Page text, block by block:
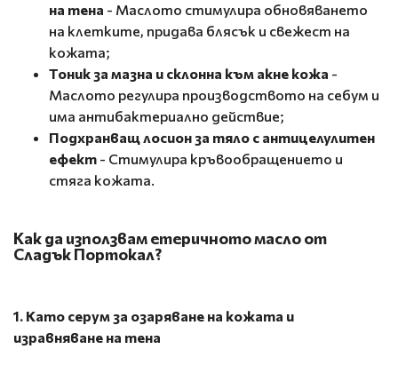
на тена - Маслото стимулира обновяването
на клетките, придава блясък и свежест на
кожата;
Тоник за мазна и склонна към акне кожа -
Маслото регулира производството на себум и
има антибактериално действие;
Подхранващ лосион за тяло с антицелулитен
ефект - Стимулира кръвообращението и
стяга кожата.
Как да използвам етеричното масло от
Сладък Портокал?
1. Като серум за озаряване на кожата и
изравняване на тена